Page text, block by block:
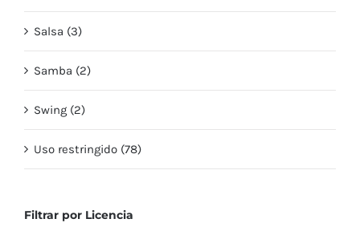
Salsa (3)
Samba (2)
Swing (2)
Uso restringido (78)
Filtrar por Licencia